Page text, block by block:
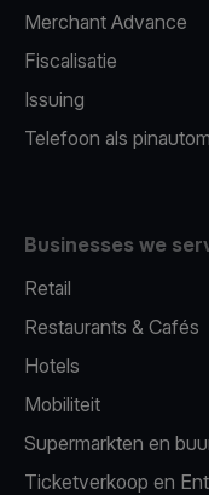
Merchant Advance
Fiscalisatie
Issuing
Telefoon als
Businesses we
Retail
Restaurants & Cafés
Hotels
Mobiliteit
Supermarkten en
Ticketverkoop en